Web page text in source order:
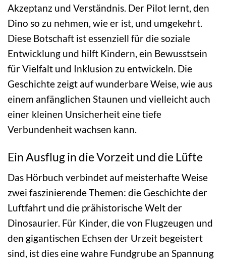
Akzeptanz und Verständnis. Der Pilot lernt, den
Dino so zu nehmen, wie er ist, und umgekehrt.
Diese Botschaft ist essenziell für die soziale
Entwicklung und hilft Kindern, ein Bewusstsein
für Vielfalt und Inklusion zu entwickeln. Die
Geschichte zeigt auf wunderbare Weise, wie aus
einem anfänglichen Staunen und vielleicht auch
einer kleinen Unsicherheit eine tiefe
Verbundenheit wachsen kann.
Ein Ausflug in die Vorzeit und die Lüfte
Das Hörbuch verbindet auf meisterhafte Weise
zwei faszinierende Themen: die Geschichte der
Luftfahrt und die prähistorische Welt der
Dinosaurier. Für Kinder, die von Flugzeugen und
den gigantischen Echsen der Urzeit begeistert
sind, ist dies eine wahre Fundgrube an Spannung